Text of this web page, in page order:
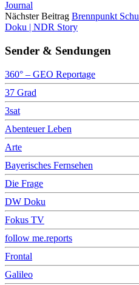
Journal
Nächster Beitrag Brennpunkt
Doku | NDR Story
Sender & Sendungen
360° – GEO Reportage
37 Grad
3sat
Abenteuer Leben
Arte
Bayerisches Fernsehen
Die Frage
DW Doku
Fokus TV
follow me.reports
Frontal
Galileo